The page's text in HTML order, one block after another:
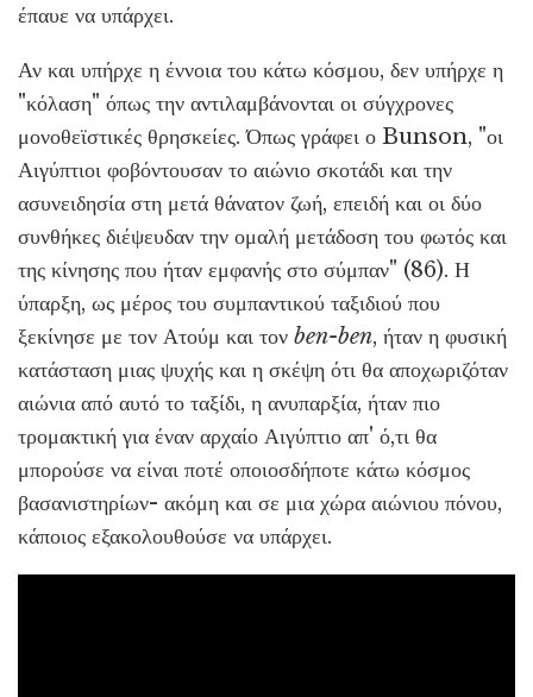
έπαυε να υπάρχει.
Αν και υπήρχε η έννοια του κάτω κόσμου, δεν υπήρχε η
"κόλαση" όπως την αντιλαμβάνονται οι σύγχρονες
μονοθεϊστικές θρησκείες. Όπως γράφει ο Bunson, "οι
Αιγύπτιοι φοβόντουσαν το αιώνιο σκοτάδι και την
ασυνειδησία στη μετά θάνατον ζωή, επειδή και οι δύο
συνθήκες διέψευδαν την ομαλή μετάδοση του φωτός και
της κίνησης που ήταν εμφανής στο σύμπαν" (86). Η
ύπαρξη, ως μέρος του συμπαντικού ταξιδιού που
ξεκίνησε με τον Ατούμ και τον ben-ben, ήταν η φυσική
κατάσταση μιας ψυχής και η σκέψη ότι θα αποχωριζόταν
αιώνια από αυτό το ταξίδι, η ανυπαρξία, ήταν πιο
τρομακτική για έναν αρχαίο Αιγύπτιο απ' ό,τι θα
μπορούσε να είναι ποτέ οποιοσδήποτε κάτω κόσμος
βασανιστηρίων- ακόμη και σε μια χώρα αιώνιου πόνου,
κάποιος εξακολουθούσε να υπάρχει.